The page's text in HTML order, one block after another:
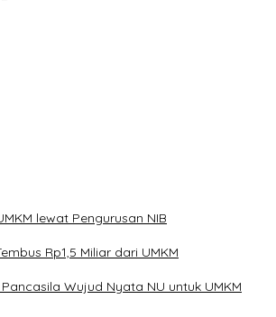
lewat Pengurusan NIB
Rp1,5 Miliar dari UMKM
Wujud Nyata NU untuk UMKM